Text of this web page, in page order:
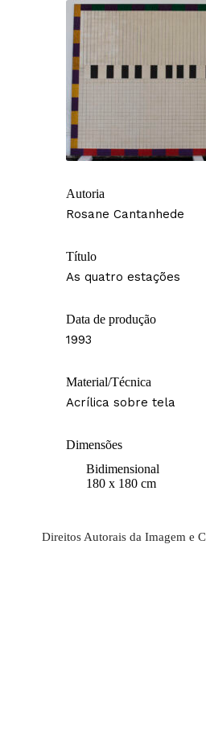
Autoria
Rosane Cantanhede
Título
As quatro estações
Data de produção
1993
Material/Técnica
Acrílica sobre tela
Dimensões
Bidimensional
180 x 180 cm
Direitos Autorais da Imagem e